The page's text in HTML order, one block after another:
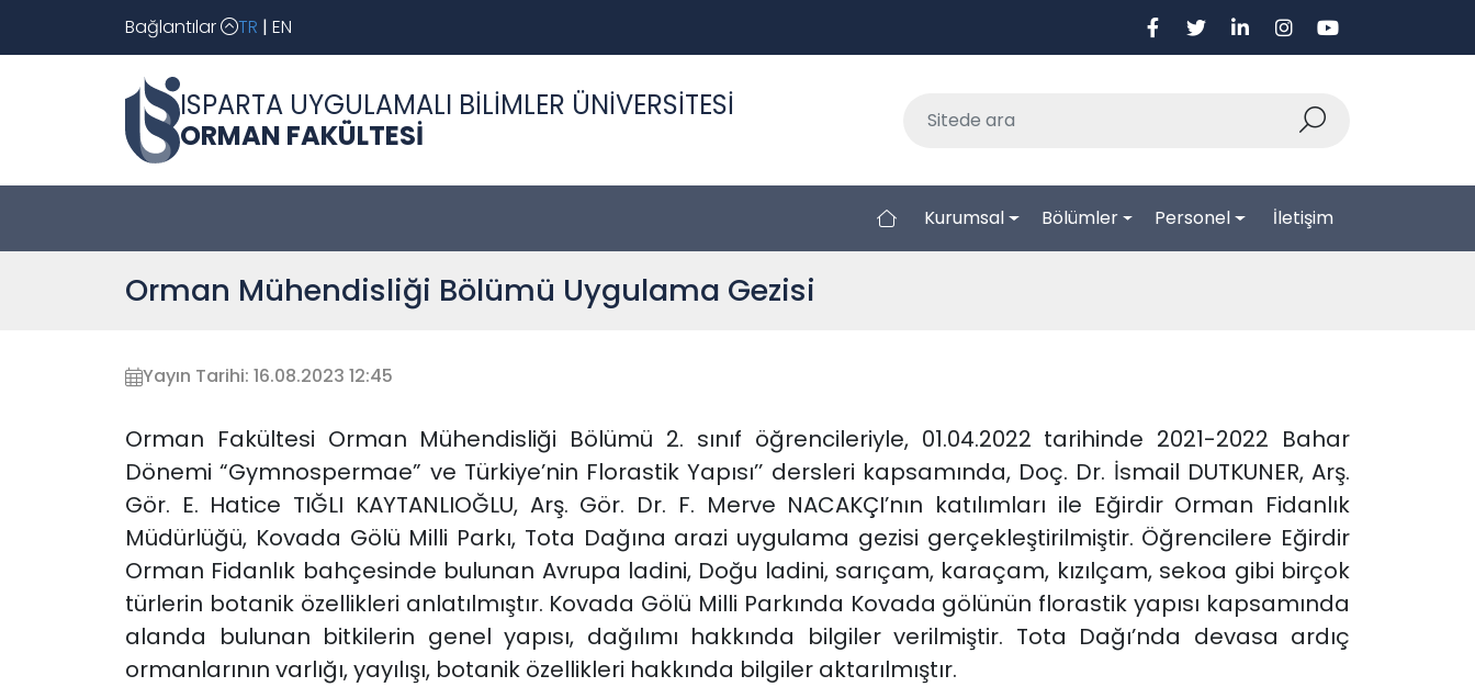
Bağlantılar TR | EN
ISPARTA UYGULAMALI BİLİMLER ÜNİVERSİTESİ
ORMAN FAKÜLTESİ
Kurumsal Bölümler Personel İletişim
Orman Mühendisliği Bölümü Uygulama Gezisi
Yayın Tarihi: 16.08.2023 12:45
Orman Fakültesi Orman Mühendisliği Bölümü 2. sınıf öğrencileriyle, 01.04.2022 tarihinde 2021-2022 Bahar
Dönemi “Gymnospermae” ve Türkiye’nin Florastik Yapısı’’ dersleri kapsamında, Doç. Dr. İsmail DUTKUNER, Arş.
Gör. E. Hatice TIĞLI KAYTANLIOĞLU, Arş. Gör. Dr. F. Merve NACAKÇI’nın katılımları ile Eğirdir Orman Fidanlık
Müdürlüğü, Kovada Gölü Milli Parkı, Tota Dağına arazi uygulama gezisi gerçekleştirilmiştir. Öğrencilere Eğirdir
Orman Fidanlık bahçesinde bulunan Avrupa ladini, Doğu ladini, sarıçam, karaçam, kızılçam, sekoa gibi birçok
türlerin botanik özellikleri anlatılmıştır. Kovada Gölü Milli Parkında Kovada gölünün florastik yapısı kapsamında
alanda bulunan bitkilerin genel yapısı, dağılımı hakkında bilgiler verilmiştir. Tota Dağı’nda devasa ardıç
ormanlarının varlığı, yayılışı, botanik özellikleri hakkında bilgiler aktarılmıştır.